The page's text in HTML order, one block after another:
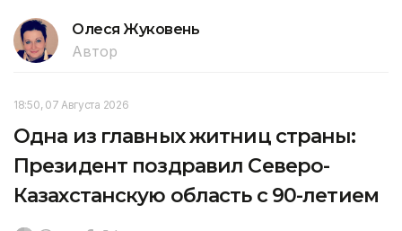
Олеся Жуковень
Автор
18:50, 07 Августа 2026
Одна из главных житниц страны:
Президент поздравил Северо-
Казахстанскую область с 90-летием